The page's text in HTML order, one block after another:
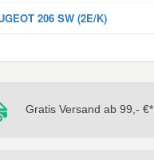
206 SW (2E/K)
Gratis Versand ab 99,- €*